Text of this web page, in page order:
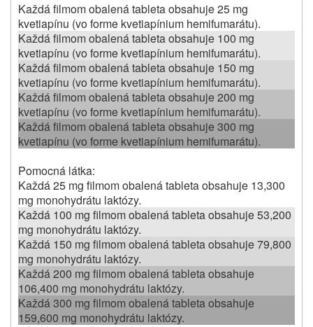
Každá filmom obalená tableta obsahuje 25 mg
kvetiapínu (vo forme kvetiapínium hemifumarátu).
Každá filmom obalená tableta obsahuje 100 mg
kvetiapínu (vo forme kvetiapínium hemifumarátu).
Každá filmom obalená tableta obsahuje 150 mg
kvetiapínu (vo forme kvetiapínium hemifumarátu).
Každá filmom obalená tableta obsahuje 200 mg
kvetiapínu (vo forme kvetiapínium hemifumarátu).
Každá filmom obalená tableta obsahuje 300 mg
kvetiapínu (vo forme kvetiapínium hemifumarátu).
Pomocná látka:
Každá 25 mg filmom obalená tableta obsahuje 13,300
mg monohydrátu laktózy.
Každá 100 mg filmom obalená tableta obsahuje 53,200
mg monohydrátu laktózy.
Každá 150 mg filmom obalená tableta obsahuje 79,800
mg monohydrátu laktózy.
Každá 200 mg filmom obalená tableta obsahuje
106,400 mg monohydrátu laktózy.
Každá 300 mg filmom obalená tableta obsahuje
159,600 mg monohydrátu laktózy.